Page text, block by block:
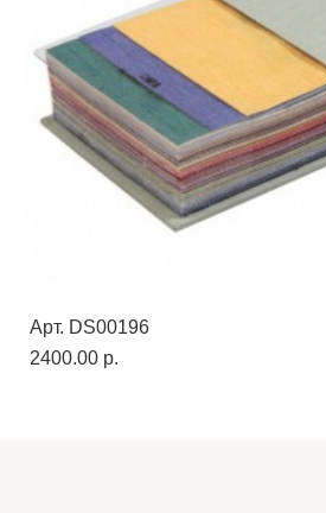
Арт. DS00196
2400.00 p.